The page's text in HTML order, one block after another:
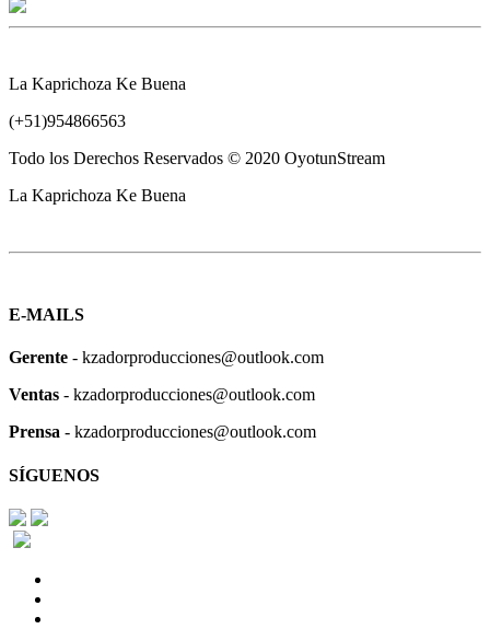
La Kaprichoza Ke Buena
(+51)954866563
Todo los Derechos Reservados © 2020 OyotunStream
La Kaprichoza Ke Buena
E-MAILS
Gerente - kzadorproducciones@outlook.com
Ventas - kzadorproducciones@outlook.com
Prensa - kzadorproducciones@outlook.com
SÍGUENOS